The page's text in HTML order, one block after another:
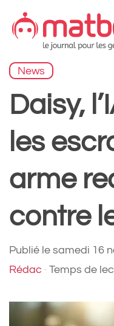
contenu
News
Daisy,
les
arme
contre
Publié le samedi 16
Rédac · Temps de